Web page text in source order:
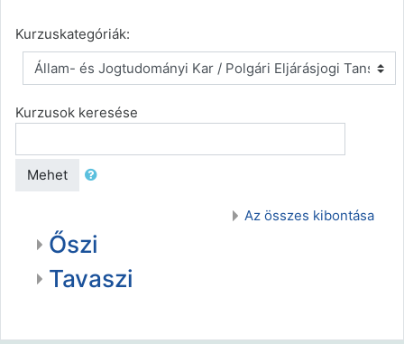
Kurzuskategóriák:
Kurzusok keresése
Mehet
Az összes kibontása
Őszi
Tavaszi